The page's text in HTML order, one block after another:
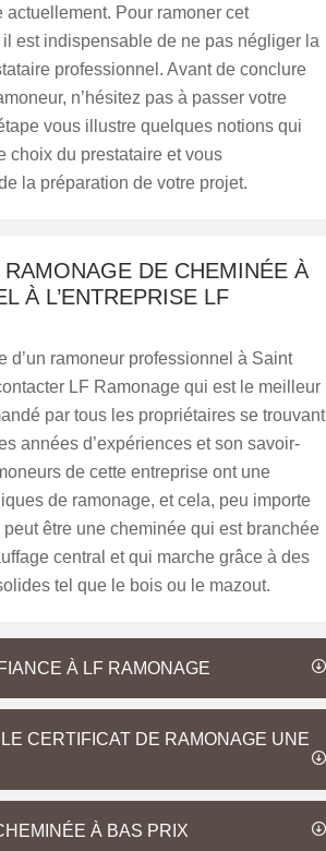
Pour ramoner cet
est indispensable de ne pas négliger la
professionnel. Avant de conclure
n’hésitez pas à passer votre
vous illustre quelques notions qui
choix du prestataire et vous
la préparation de votre projet.
DE CHEMINÉE À
À L’ENTREPRISE LF
d’un ramoneur professionnel à Saint
LF Ramonage qui est le meilleur
par tous les propriétaires se trouvant
années d’expériences et son savoir-
de cette entreprise ont une
de ramonage, et cela, peu importe
être une cheminée qui est branchée
central et qui marche grâce à des
tel que le bois ou le mazout.
À LF RAMONAGE
CERTIFICAT DE RAMONAGE UNE
À BAS PRIX